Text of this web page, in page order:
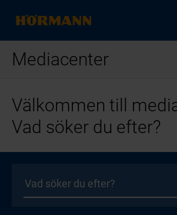
Mediacenter
Välkommen till
Vad söker du efter?